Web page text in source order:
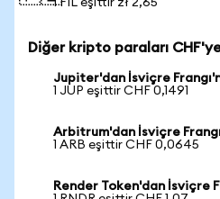
1 FIL eşittir zł 2,65
Diğer kripto paraları
Jupiter'dan İsviçre
1 JUP eşittir CHF 0,1491
Arbitrum'dan İsviçre
1 ARB eşittir CHF 0,0645
Render Token'dan İsviçre